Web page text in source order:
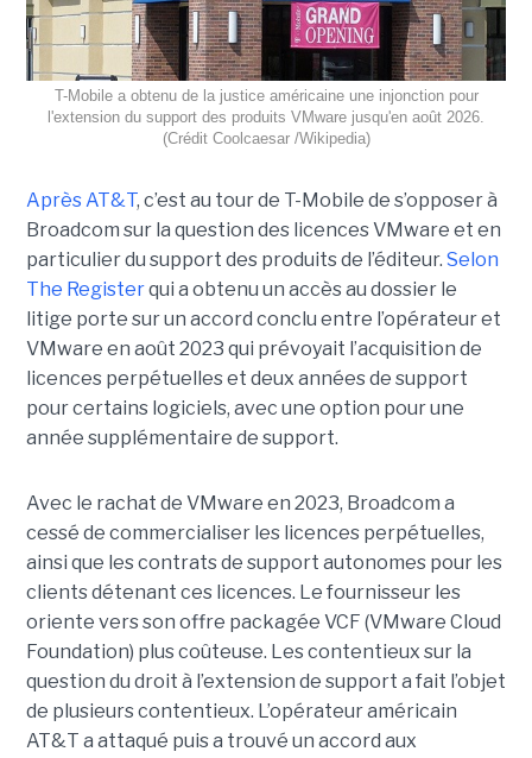
T-Mobile a obtenu de la justice américaine une injonction pour
l'extension du support des produits VMware jusqu'en août 2026.
(Crédit Coolcaesar /Wikipedia)
Après AT&T, c’est au tour de T-Mobile de s’opposer à
Broadcom sur la question des licences VMware et en
particulier du support des produits de l’éditeur. Selon
The Registerqui a obtenu un accès au dossier le
litige porte sur un accord conclu entre l’opérateur et
VMware en août 2023 qui prévoyait l’acquisition de
licences perpétuelles et deux années de support
pour certains logiciels, avec une option pour une
année supplémentaire de support.
Avec le rachat de VMware en 2023, Broadcom a
cessé de commercialiser les licences perpétuelles,
ainsi que les contrats de support autonomes pour les
clients détenant ces licences. Le fournisseur les
oriente vers son offre packagée VCF (VMware Cloud
Foundation) plus coûteuse. Les contentieux sur la
question du droit à l’extension de support a fait l’objet
de plusieurs contentieux. L’opérateur américain
AT&T a attaqué puis a trouvé un accord aux